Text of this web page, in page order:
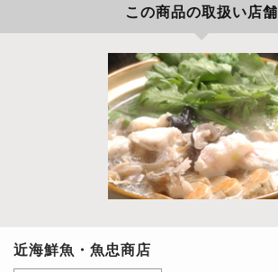
この商品の取扱い店舗
近海鮮魚・魚忠商店